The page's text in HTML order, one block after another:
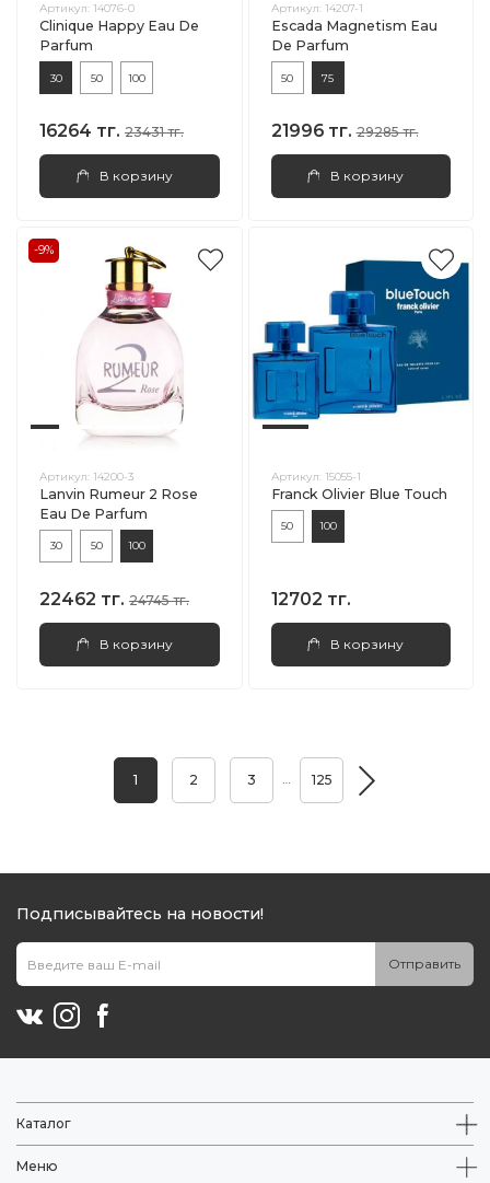
Артикул: 14076-0
Clinique Happy Eau De
Parfum
30 50 100
16264 тг. 23431 тг.
В корзину
Артикул: 14207-1
Escada Magnetism Eau
De Parfum
50 75
21996 тг. 29285 тг.
В корзину
-9%
Артикул: 14200-3
Lanvin Rumeur 2 Rose
Eau De Parfum
30 50 100
22462 тг. 24745 тг.
В корзину
Артикул: 15055-1
Franck Olivier Blue Touch
50 100
12702 тг.
В корзину
1 2 3 … 125
Подписывайтесь на новости!
Отправить
Каталог
Меню